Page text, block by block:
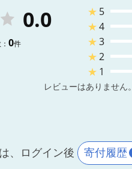
0.0
0件
★ 5
★4
★3
★2
★ 1
レビューはありません。
、ログイン後 寄付履歴